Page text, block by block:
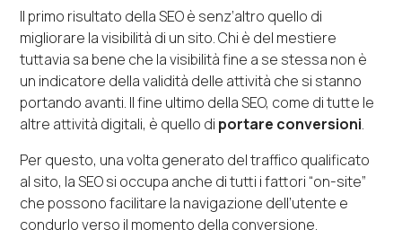
Il primo risultato della SEO è senz’altro quello di
migliorare la visibilità di un sito. Chi è del mestiere
tuttavia sa bene che la visibilità fine a se stessa non è
un indicatore della validità delle attività che si stanno
portando avanti. Il fine ultimo della SEO, come di tutte le
altre attività digitali, è quello di portare conversioni.
Per questo, una volta generato del traffico qualificato
al sito, la SEO si occupa anche di tutti i fattori “on-site”
che possono facilitare la navigazione dell’utente e
condurlo verso il momento della conversione.